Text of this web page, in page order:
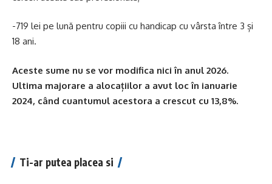
-719 lei pe lună pentru copiii cu handicap cu vârsta între 3 și
18 ani.
Aceste sume nu se vor modifica nici în anul 2026.
Ultima majorare a alocațiilor a avut loc în ianuarie
2024, când cuantumul acestora a crescut cu 13,8%.
Ti-ar putea placea si